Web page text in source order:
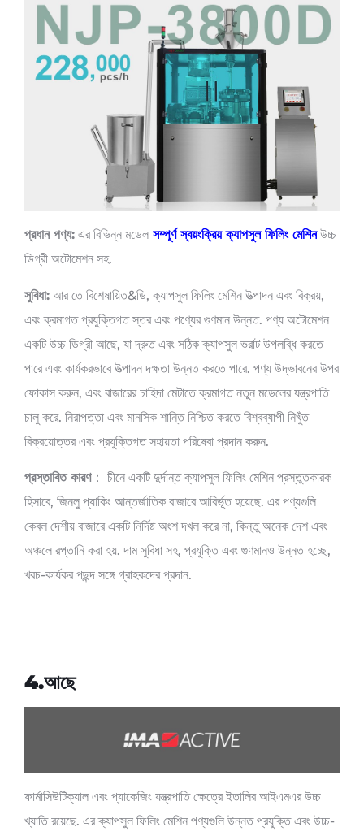
প্রধান পণ্য: এর বিভিন্ন মডেল সম্পূর্ণ স্বয়ংক্রিয় ক্যাপসুল ফিলিং মেশিনউচ্চ
ডিগ্রী অটোমেশন সহ.
সুবিধা: আর তে বিশেষায়িত&ডি, ক্যাপসুল ফিলিং মেশিন উত্পাদন এবং বিক্রয়,
এবং ক্রমাগত প্রযুক্তিগত স্তর এবং পণ্যের গুণমান উন্নত. পণ্য অটোমেশন
একটি উচ্চ ডিগ্রী আছে, যা দ্রুত এবং সঠিক ক্যাপসুল ভরাট উপলব্ধি করতে
পারে এবং কার্যকরভাবে উত্পাদন দক্ষতা উন্নত করতে পারে. পণ্য উদ্ভাবনের উপর
ফোকাস করুন, এবং বাজারের চাহিদা মেটাতে ক্রমাগত নতুন মডেলের যন্ত্রপাতি
চালু করে. নিরাপত্তা এবং মানসিক শান্তি নিশ্চিত করতে বিশ্বব্যাপী নিখুঁত
বিক্রয়োত্তর এবং প্রযুক্তিগত সহায়তা পরিষেবা প্রদান করুন.
প্রস্তাবিত কারণ： চীনে একটি দুর্দান্ত ক্যাপসুল ফিলিং মেশিন প্রস্তুতকারক
হিসাবে, জিনলু প্যাকিং আন্তর্জাতিক বাজারে আবির্ভূত হয়েছে. এর পণ্যগুলি
কেবল দেশীয় বাজারে একটি নির্দিষ্ট অংশ দখল করে না, কিন্তু অনেক দেশ এবং
অঞ্চলে রপ্তানি করা হয়. দাম সুবিধা সহ, প্রযুক্তি এবং গুণমানও উন্নত হচ্ছে,
খরচ-কার্যকর পছন্দ সঙ্গে গ্রাহকদের প্রদান.
4.আছে
ফার্মাসিউটিক্যাল এবং প্যাকেজিং যন্ত্রপাতি ক্ষেত্রে ইতালির আইএমএর উচ্চ
খ্যাতি রয়েছে. এর ক্যাপসুল ফিলিং মেশিন পণ্যগুলি উন্নত প্রযুক্তি এবং উচ্চ-